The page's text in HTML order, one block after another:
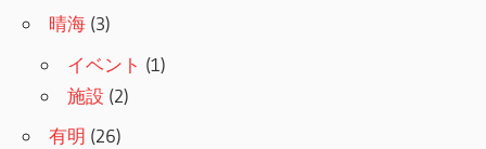
晴海 (3)
イベント (1)
施設 (2)
有明 (26)